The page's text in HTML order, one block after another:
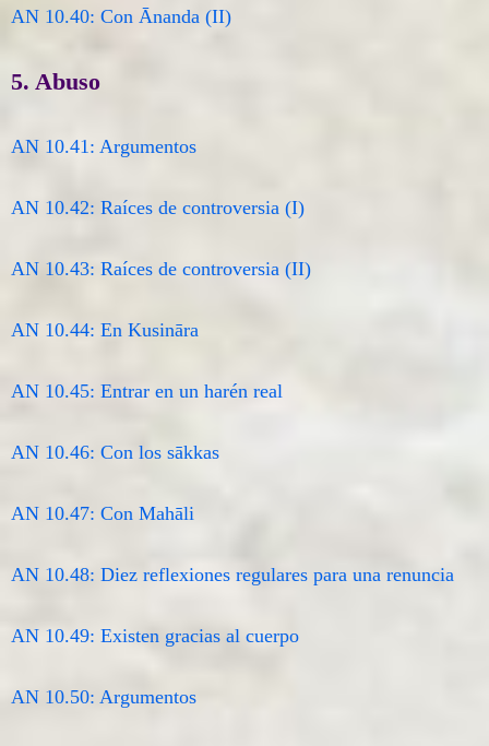
AN 10.40: Con Ānanda (II)
5. Abuso
AN 10.41: Argumentos
AN 10.42: Raíces de controversia (I)
AN 10.43: Raíces de controversia (II)
AN 10.44: En Kusināra
AN 10.45: Entrar en un harén real
AN 10.46: Con los sākkas
AN 10.47: Con Mahāli
AN 10.48: Diez reflexiones regulares para una renuncia
AN 10.49: Existen gracias al cuerpo
AN 10.50: Argumentos